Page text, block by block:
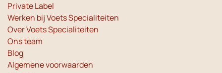
Private Label
Werken bij Voets Specialiteiten
Over Voets Specialiteiten
Ons team
Blog
Algemene voorwaarden